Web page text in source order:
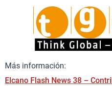
Más información:
Elcano Flash News 38 –